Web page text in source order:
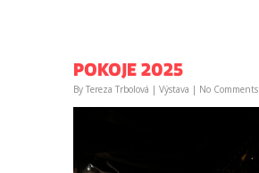
POKOJE 2025
By Tereza Trbolová | Výstava | No Comments